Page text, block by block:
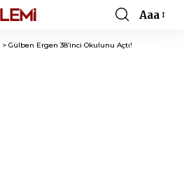
Font
Aaa
> Gülben Ergen 38’inci Okulunu Açtı!